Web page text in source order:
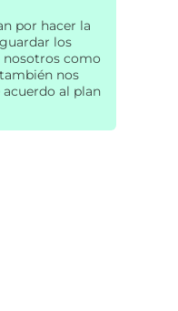
por hacer la
los
como
nos
al plan